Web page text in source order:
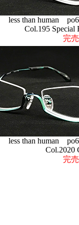
less than human
Col.195 Special
完売
less than human
Col.2020
完売